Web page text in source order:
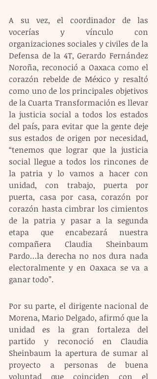
A su vez, el coordinador de las
vocerías y vínculo con
organizaciones sociales y civiles de la
Defensa de la 4T, Gerardo Fernández
Noroña, reconoció a Oaxaca como el
corazón rebelde de México y resaltó
como uno de los principales objetivos
de la Cuarta Transformación es llevar
la justicia social a todos los estados
del país, para evitar que la gente deje
sus estados de origen por necesidad,
“tenemos que lograr que la justicia
social llegue a todos los rincones de
la patria y lo vamos a hacer con
unidad, con trabajo, puerta por
puerta, casa por casa, corazón por
corazón hasta cimbrar los cimientos
de la patria y pasar a la segunda
etapa que encabezará nuestra
compañera Claudia Sheinbaum
Pardo…la derecha no nos dura nada
electoralmente y en Oaxaca se va a
ganar todo”.
Por su parte, el dirigente nacional de
Morena, Mario Delgado, afirmó que la
unidad es la gran fortaleza del
partido y reconoció en Claudia
Sheinbaum la apertura de sumar al
proyecto a personas de buena
voluntad que coinciden con el